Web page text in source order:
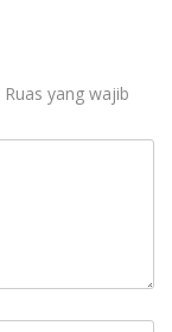
Ruas yang wajib